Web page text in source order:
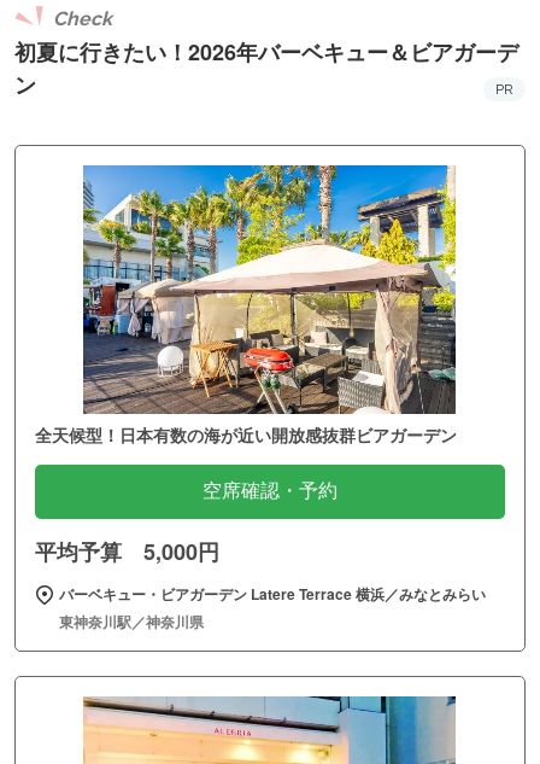
初夏に行きたい！2026年バーベキュー＆ビアガーデ
ン
Check
PR
全天候型！日本有数の海が近い開放感抜群ビアガーデン
空席確認・予約
平均予算 5,000円
バーベキュー・ビアガーデン Latere Terrace 横浜／みなとみらい
東神奈川駅／神奈川県